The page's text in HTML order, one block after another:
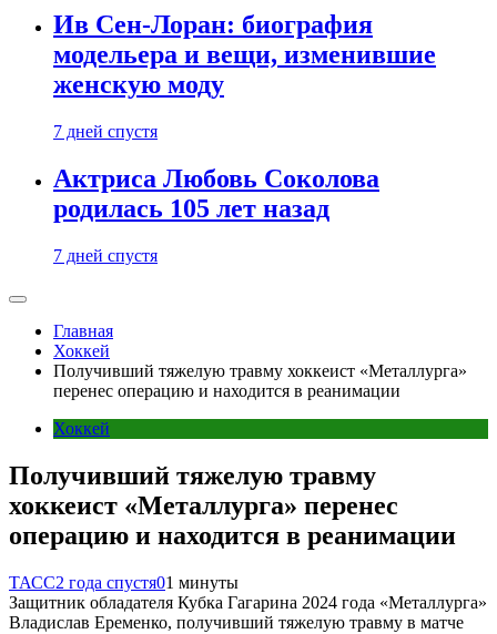
Ив Сен-Лоран: биография
модельера и вещи, изменившие
женскую моду
7 дней спустя
Актриса Любовь Соколова
родилась 105 лет назад
7 дней спустя
Главная
Хоккей
Получивший тяжелую травму хоккеист «Металлурга»
перенес операцию и находится в реанимации
Хоккей
Получивший тяжелую травму
хоккеист «Металлурга» перенес
операцию и находится в реанимации
ТАСС2 года спустя01 минуты
Защитник обладателя Кубка Гагарина 2024 года «Металлурга»
Владислав Еременко, получивший тяжелую травму в матче